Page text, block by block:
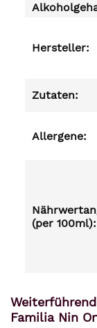
Hersteller:
Zutaten:
Allergene:
(per 100ml):
Familia Nin